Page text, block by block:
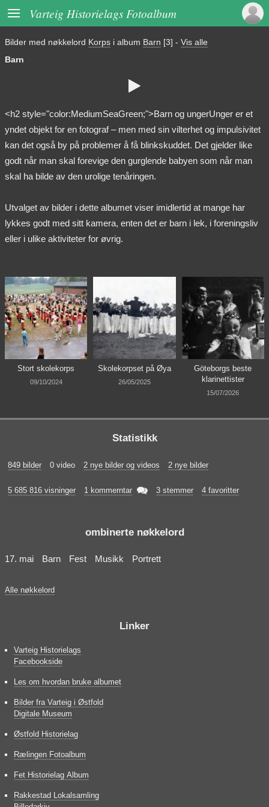
 Varteig Historielags Fotoalbum
Bilder med nøkkelord Korps i album Barn [3] - Vis alle
Barn

<h2 style="color:MediumSeaGreen;">Barn og ungerUnger er et
yndet objekt for en fotograf – men med sin vilterhet og impulsivitet
kan det også by på problemer å få blinkskuddet. Det gjelder like
godt når man skal forevige den gurglende babyen som når man
skal ha bilde av den urolige tenåringen.
Utvalget av bilder i dette albumet viser imidlertid at mange har
lykkes godt med sitt kamera, enten det er barn i lek, i foreningsliv
eller i ulike aktiviteter for øvrig.
Stort skolekorps
09/10/2024
Skolekorpset på Øya
26/05/2025
Göteborgs beste
klarinettister
15/07/2026
Statistikk
849 bilder 0 video 2 nye bilder og videos 2 nye bilder
5 685 816 visninger 1 kommerntar  3 stemmer 4 favoritter
ombinerte nøkkelord
17. mai Barn Fest Musikk Portrett
Alle nøkkelord
Linker
Varteig Historielags
Facebookside
Les om hvordan bruke albumet
Bilder fra Varteig i Østfold
Digitale Museum
Østfold Historielag
Rælingen Fotoalbum
Fet Historielag Album
Rakkestad Lokalsamling